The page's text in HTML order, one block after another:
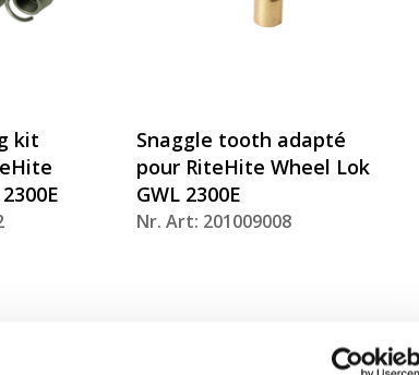
kit
Snaggle tooth adapté
pour RiteHite Wheel Lok
GWL 2300E
Nr. Art: 201009008